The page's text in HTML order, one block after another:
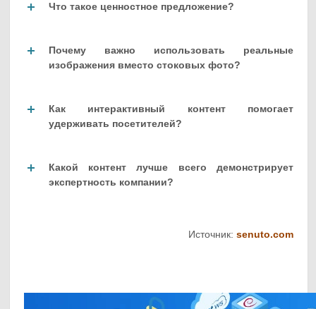
Что такое ценностное предложение?
Почему важно использовать реальные
изображения вместо стоковых фото?
Как интерактивный контент помогает
удерживать посетителей?
Какой контент лучше всего демонстрирует
экспертность компании?
Источник: senuto.com